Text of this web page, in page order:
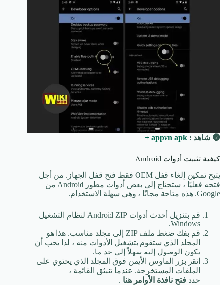
🌚 شاهد : appvn apk +
كيفية تثبيت أدوات Android
يتيح تمكين إلغاء قفل OEM فقط فتح قفل الجهاز. من أجل
فتحه فعليًا ، ستحتاج إلى بعض أدوات مطور Android من
Google. هذه متاحة مجانًا ، وهي سهلة الاستخدام.
قم بتنزيل أحدث أدوات Android ZIP لنظام التشغيل
Windows.
قم بفك ضغط ملف ZIP إلى مجلد مناسب. هذا هو
المجلد الذي ستقوم بتشغيل الأدوات منه ، لذا يجب أن
يكون الوصول إليه سهلاً إلى حد ما.
انقر بزر الماوس الأيمن فوق المجلد الذي يحتوي على
الملفات المستخرجة. عندما تنبثق القائمة ،
حدد فتح نافذة الأوامر هنا .